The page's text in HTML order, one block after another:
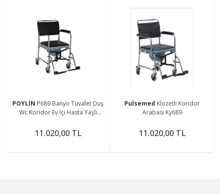
POYLİN P689 Banyo Tuvalet Duş
Wc Koridor Ev Içi Hasta Yaşlı
11.020,00 TL
Pulsemed Klozetli Koridor
Arabası Ky689
11.020,00 TL